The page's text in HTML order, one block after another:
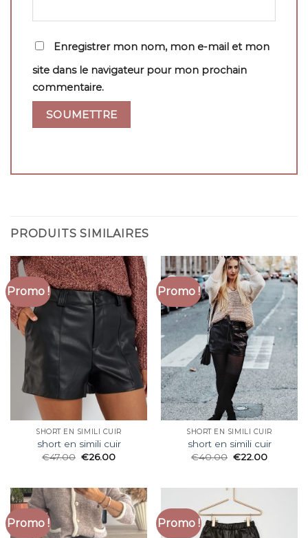
Enregistrer mon nom, mon e-mail et mon
site dans le navigateur pour mon prochain
commentaire.
PRODUITS SIMILAIRES
Promo !
SHORT EN SIMILI CUIR
short en simili cuir
€47.00 €26.00
Promo !
SHORT EN SIMILI CUIR
short en simili cuir
€40.00 €22.00
Promo ! Promo !